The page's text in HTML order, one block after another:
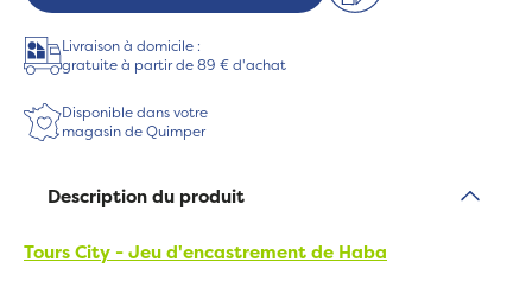
Livraison à domicile :
gratuite à partir de 89 € d'achat
Disponible dans votre
magasin de Quimper
Description du produit
Tours City - Jeu d'encastrement de Haba